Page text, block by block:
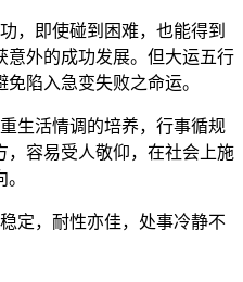
，即使碰到困难，也能得到
意外的成功发展。但大运五行
陷入急变失败之命运。
生活情调的培养，行事循规
，容易受人敬仰，在社会上施
定，耐性亦佳，处事冷静不